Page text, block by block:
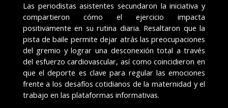
Las periodistas asistentes secundaron la iniciativa y
compartieron cómo el ejercicio impacta
positivamente en su rutina diaria. Resaltaron que la
pista de baile permite dejar atrás las preocupaciones
del gremio y lograr una desconexión total a través
del esfuerzo cardiovascular, así como coincidieron en
que el deporte es clave para regular las emociones
frente a los desafíos cotidianos de la maternidad y el
trabajo en las plataformas informativas.